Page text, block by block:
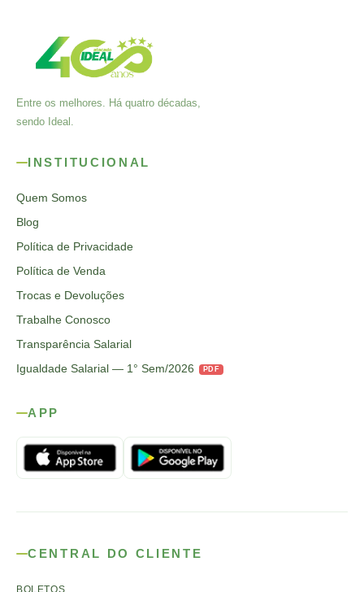
Entre os melhores. Há quatro décadas,
sendo Ideal.
INSTITUCIONAL
Quem Somos
Blog
Política de Privacidade
Política de Venda
Trocas e Devoluções
Trabalhe Conosco
Transparência Salarial
Igualdade Salarial — 1° Sem/2026
PDF
APP
CENTRAL DO CLIENTE
BOLETOS